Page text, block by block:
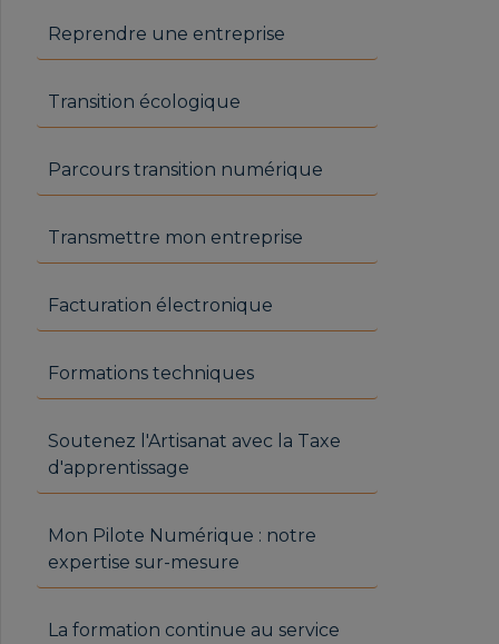
Reprendre une entreprise
Transition écologique
Parcours transition numérique
Transmettre mon entreprise
Facturation électronique
Formations techniques
Soutenez l'Artisanat avec la Taxe
d'apprentissage
Mon Pilote Numérique : notre
expertise sur-mesure
La formation continue au service